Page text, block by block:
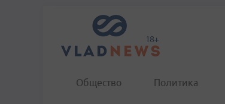
Общество Политика